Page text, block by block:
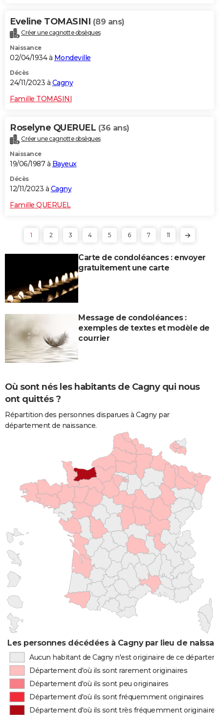
Eveline TOMASINI (89 ans)
Créer une cagnotte obsèques
Naissance
02/04/1934 à Mondeville
Décès
24/11/2023 à Cagny
Famille TOMASINI
Roselyne QUERUEL (36 ans)
Créer une cagnotte obsèques
Naissance
19/06/1987 à Bayeux
Décès
12/11/2023 à Cagny
Famille QUERUEL
1 2 3 4 5 6 7 11
Carte de condoléances : envoyer
gratuitement une carte
Message de condoléances :
exemples de textes et modèle de
courrier
Où sont nés les habitants de Cagny qui nous
ont quittés ?
Répartition des personnes disparues à Cagny par
département de naissance.
Les personnes décédées à Cagny par lieu de
Aucun habitant de Cagny n'est originaire de ce
Département d'où ils sont rarement originaires
Département d'où ils sont peu originaires
Département d'où ils sont fréquemment originaires
Département d'où ils sont très fréquemment originaires